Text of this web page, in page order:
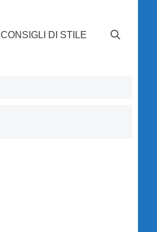
CONSIGLI DI STILE